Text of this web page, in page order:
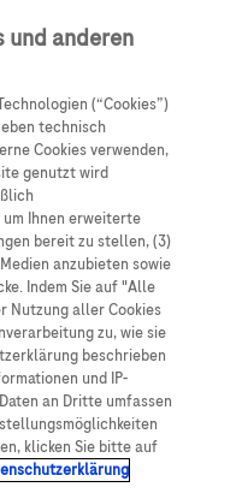
0
Artikel
für:
und anderen
(“Cookies”)
technisch
Cookies verwenden,
genutzt wird
Ihnen erweiterte
bereit zu stellen, (3)
anzubieten sowie
Indem Sie auf "Alle
Nutzung aller Cookies
zu, wie sie
beschrieben
und IP-
an Dritte umfassen
klicken Sie bitte auf